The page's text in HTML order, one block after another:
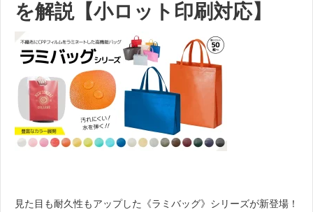
を解説【小ロット印刷対応】
見た目も耐久性もアップした《ラミバッグ》シリーズが新登場！